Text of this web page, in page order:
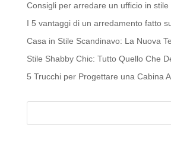
Consigli per arredare un ufficio in
I 5 vantaggi di un arredamento fatto
Casa in Stile Scandinavo: La Nuova
Stile Shabby Chic: Tutto Quello Che
5 Trucchi per Progettare una Cabina